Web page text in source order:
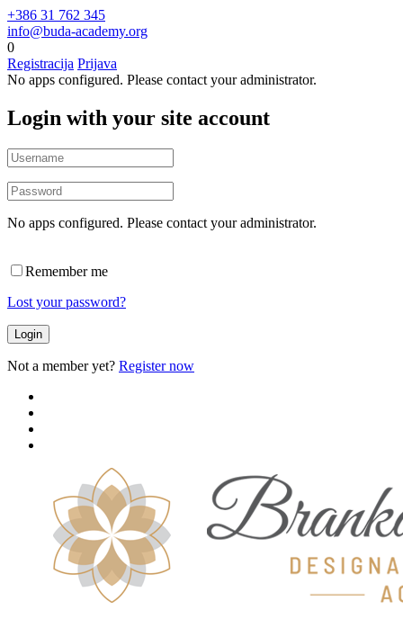
+386 31 762 345
info@buda-academy.org
0
Registracija Prijava
No apps configured. Please contact your administrator.
Login with your site account
No apps configured. Please contact your administrator.
Remember me
Lost your password?
Not a member yet? Register now